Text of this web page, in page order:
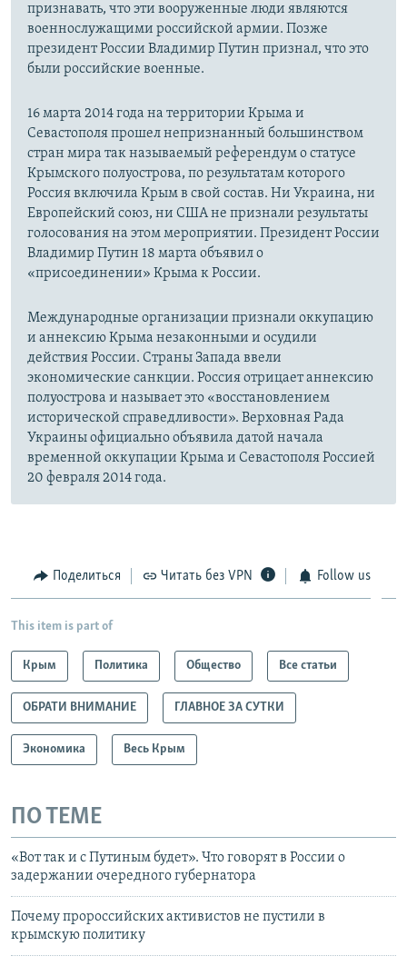
признавать, что эти вооруженные люди являются
военнослужащими российской армии. Позже
президент России Владимир Путин признал, что это
были российские военные.
16 марта 2014 года на территории Крыма и
Севастополя прошел непризнанный большинством
стран мира так называемый референдум о статусе
Крымского полуострова, по результатам которого
Россия включила Крым в свой состав. Ни Украина, ни
Европейский союз, ни США не признали результаты
голосования на этом мероприятии. Президент России
Владимир Путин 18 марта объявил о
«присоединении» Крыма к России.
Международные организации признали оккупацию
и аннексию Крыма незаконными и осудили
действия России. Страны Запада ввели
экономические санкции. Россия отрицает аннексию
полуострова и называет это «восстановлением
исторической справедливости». Верховная Рада
Украины официально объявила датой начала
временной оккупации Крыма и Севастополя Россией
20 февраля 2014 года.
Поделиться Читать без VPN Follow us
This item is part of
Крым Политика Общество Все статьи
ОБРАТИ ВНИМАНИЕ ГЛАВНОЕ ЗА СУТКИ
Экономика Весь Крым
ПО ТЕМЕ
«Вот так и с Путиным будет». Что говорят в России о
задержании очередного губернатора
Почему пророссийских активистов не пустили в
крымскую политику